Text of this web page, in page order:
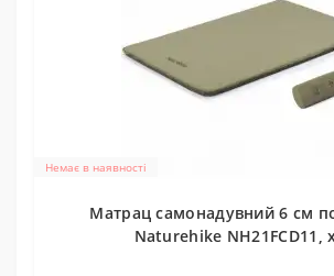
Немає в наявності
Матрац cамонадувний 6 см
Naturehike NH21FCD11,